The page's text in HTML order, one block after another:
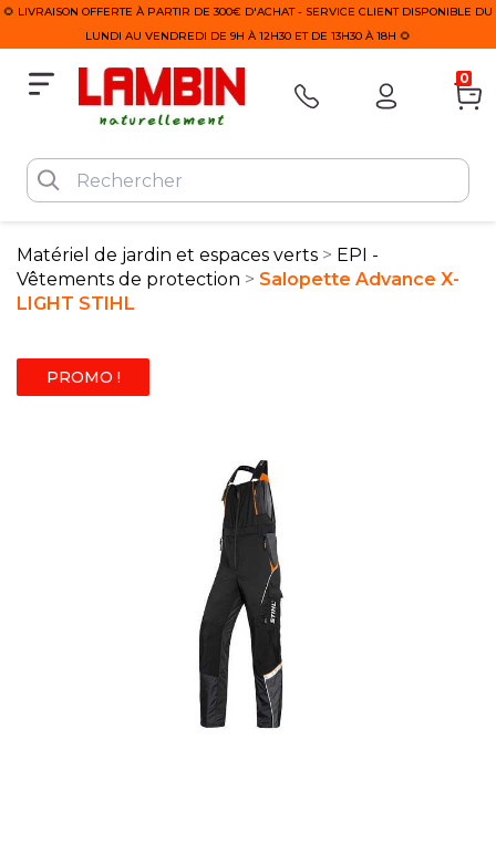
🌻 LIVRAISON OFFERTE À PARTIR DE 300€ D'ACHAT - SERVICE CLIENT DISPONIBLE DU
LUNDI AU VENDREDI DE 9H À 12H30 ET DE 13H30 À 18H 🌻
0
Matériel de jardin et espaces verts
EPI -
Vêtements de protection
Salopette Advance X-
LIGHT STIHL
PROMO !